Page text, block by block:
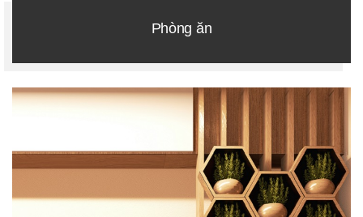
Phòng ăn